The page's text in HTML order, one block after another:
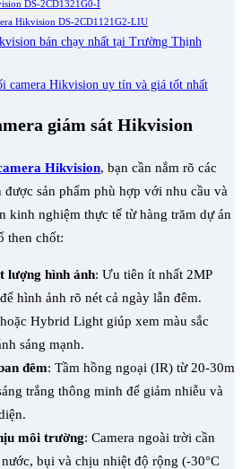
DS-2CD1321G0-I
Hikvision DS-2CD1121G2-LIU
bán chạy nhất tại Trường Thịnh
camera Hikvision uy tín và giá tốt nhất
giám sát Hikvision
Hikvision, bạn cần nắm rõ các
sản phẩm phù hợp với nhu cầu và
kinh nghiệm thực tế từ hàng trăm dự án
then chốt:
lượng hình ảnh: Ưu tiên ít nhất 2MP
hình ảnh rõ nét cả ngày lẫn đêm.
Hybrid Light giúp xem màu sắc
sáng mạnh.
đêm: Tầm hồng ngoại (IR) từ 20-30m
trắng thông minh để giảm nhiễu và
môi trường: Camera ngoài trời cần
bụi và chịu nhiệt độ rộng (-30°C